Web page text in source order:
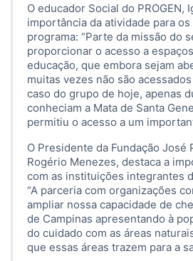
O educador Social do PROGEN,
importância da atividade para
programa: “Parte da missão do
proporcionar o acesso a
educação, que embora sejam
muitas vezes não são
caso do grupo de hoje, apenas
conheciam a Mata de Santa
permitiu o acesso a um
O Presidente da Fundação José
Rogério Menezes, destaca a
com as instituições integrantes
“A parceria com organizações
ampliar nossa capacidade de
de Campinas apresentando à
do cuidado com as áreas
que essas áreas trazem para a